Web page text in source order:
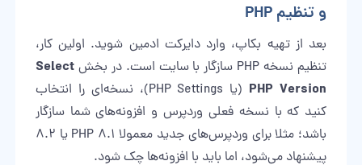
و تنظیم PHP
بعد از تهیه بکاپ، وارد دایرکت ادمین شوید. اولین کار،
تنظیم نسخه PHP سازگار با سایت است. در بخش
Select
PHP Version
(یا PHP Settings)، نسخه‌ای را انتخاب
کنید که با نسخه فعلی وردپرس و افزونه‌های شما سازگار
باشد؛ مثلا برای وردپرس‌های جدید معمولا PHP 8.1 یا ۸.۲
پیشنهاد می‌شود، اما باید با افزونه‌ها چک شود.